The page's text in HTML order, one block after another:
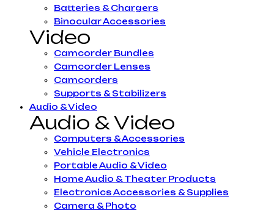
Batteries & Chargers
Binocular Accessories
Video
Camcorder Bundles
Camcorder Lenses
Camcorders
Supports & Stabilizers
Audio & Video
Audio & Video
Computers & Accessories
Vehicle Electronics
Portable Audio & Video
Home Audio & Theater Products
Electronics Accessories & Supplies
Camera & Photo